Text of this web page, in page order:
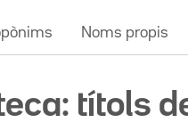
Noms propis
títols